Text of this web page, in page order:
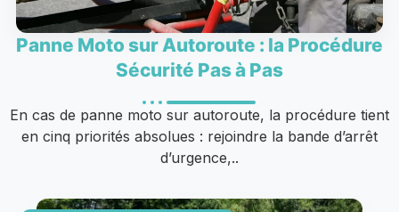
Panne Moto sur Autoroute : la Procédure
Sécurité Pas à Pas
En cas de panne moto sur autoroute, la procédure tient
en cinq priorités absolues : rejoindre la bande d’arrêt
d’urgence,..